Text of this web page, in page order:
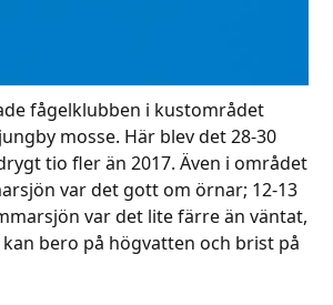
fågelklubben i kustområdet
mosse. Här blev det 28-30
tio fler än 2017. Även i området
var det gott om örnar; 12-13
var det lite färre än väntat,
kan bero på högvatten och brist på